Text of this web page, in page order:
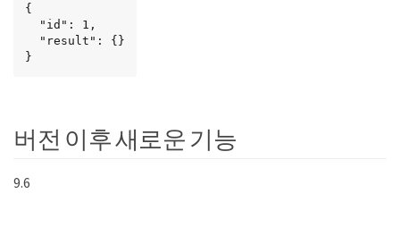
{
}
버전 이후 새로운 기능
9.6